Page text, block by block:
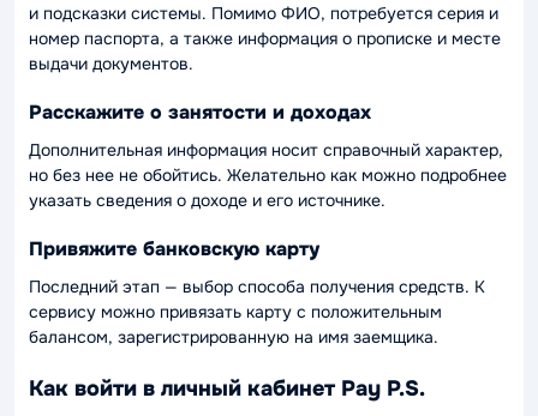
и подсказки системы. Помимо ФИО, потребуется серия и
номер паспорта, а также информация о прописке и месте
выдачи документов.
Расскажите о занятости и доходах
Дополнительная информация носит справочный характер,
но без нее не обойтись. Желательно как можно подробнее
указать сведения о доходе и его источнике.
Привяжите банковскую карту
Последний этап — выбор способа получения средств. К
сервису можно привязать карту с положительным
балансом, зарегистрированную на имя заемщика.
Как войти в личный кабинет Pay P.S.